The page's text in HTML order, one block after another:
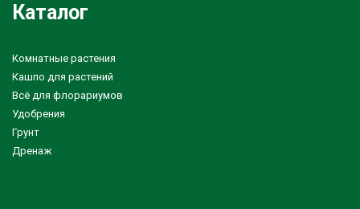
Каталог
Комнатные растения
Кашпо для растений
Всё для флорариумов
Удобрения
Грунт
Дренаж